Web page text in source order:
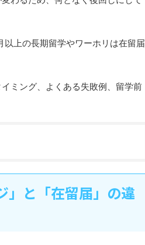
上の長期留学やワーホリは在留届
ミング、よくある失敗例、留学前
」と「在留届」の違